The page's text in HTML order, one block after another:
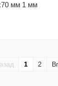
мм 1 мм
1 2